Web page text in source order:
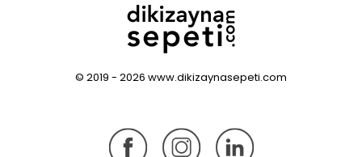
© 2019 - 2026 www.dikizaynasepeti.com